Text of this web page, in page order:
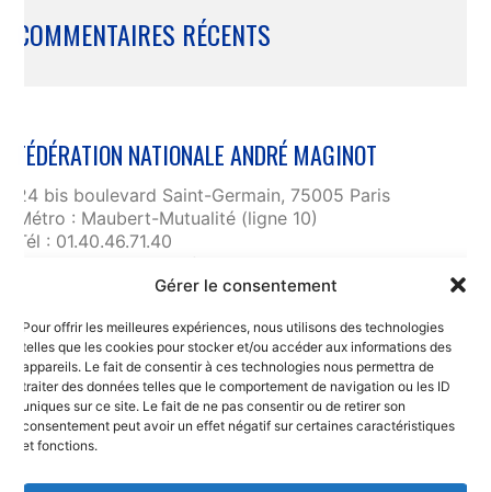
Gérer le consentement
Pour offrir les meilleures expériences, nous utilisons des technologies
telles que les cookies pour stocker et/ou accéder aux informations des
appareils. Le fait de consentir à ces technologies nous permettra de
traiter des données telles que le comportement de navigation ou les ID
uniques sur ce site. Le fait de ne pas consentir ou de retirer son
consentement peut avoir un effet négatif sur certaines caractéristiques
et fonctions.
COMMENTAIRES RÉCENTS
FÉDÉRATION NATIONALE ANDRÉ MAGINOT
24 bis boulevard Saint-Germain, 75005 Paris
Métro : Maubert-Mutualité (ligne 10)
Tél : 01.40.46.71.40
fnam@maginot.asso.fr
Liens utiles
RGPD et confidentialité des données
Mentions légales